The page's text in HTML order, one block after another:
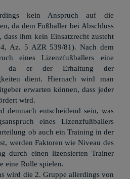
kein Anspruch auf die
da dem Fußballer bei Abschluss
dass ihm kein Einsatzrecht zusteht
Az. 5 AZR 539/81). Nach dem
eines Lizenzfußballers eine
da er der Erhaltung der
dient. Hiernach wird man
erwarten können, dass jeder
wird.
demnach entscheidend sein, was
eines Lizenzfußballers
ob auch ein Training in der
werden Faktoren wie Niveau des
durch einen lizensierten Trainer
eine Rolle spielen.
wird die 2. Gruppe allerdings von